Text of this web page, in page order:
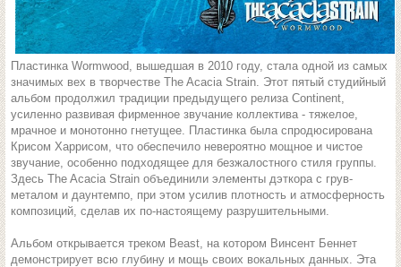
Пластинка Wormwood, вышедшая в 2010 году, стала одной из самых
значимых вех в творчестве The Acacia Strain. Этот пятый студийный
альбом продолжил традиции предыдущего релиза Continent,
усиленно развивая фирменное звучание коллектива - тяжелое,
мрачное и монотонно гнетущее. Пластинка была спродюсирована
Крисом Харрисом, что обеспечило невероятно мощное и чистое
звучание, особенно подходящее для безжалостного стиля группы.
Здесь The Acacia Strain объединили элементы дэткора с грув-
металом и даунтемпо, при этом усилив плотность и атмосферность
композиций, сделав их по-настоящему разрушительными.
Альбом открывается треком Beast, на котором Винсент Беннет
демонстрирует всю глубину и мощь своих вокальных данных. Эта